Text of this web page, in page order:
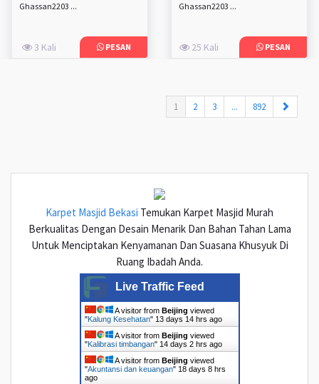
Ghassan2203 ...
3 Kali PESAN
Ghassan2203 ...
25 Kali PESAN
1 (current)
2 3 ... 892
Karpet Masjid Bekasi Temukan Karpet Masjid Murah
Berkualitas Dengan Desain Menarik Dan Bahan Tahan Lama
Untuk Menciptakan Kenyamanan Dan Suasana Khusyuk Di
Ruang Ibadah Anda.
Live Traffic Feed
A visitor from Beijing viewed
"Kalung Kesehatan" 13 days 14 hrs ago
A visitor from Beijing viewed
"Kalibrasi timbangan" 14 days 2 hrs ago
A visitor from Beijing viewed
"Akuntansi dan keuangan" 18 days 8 hrs
ago